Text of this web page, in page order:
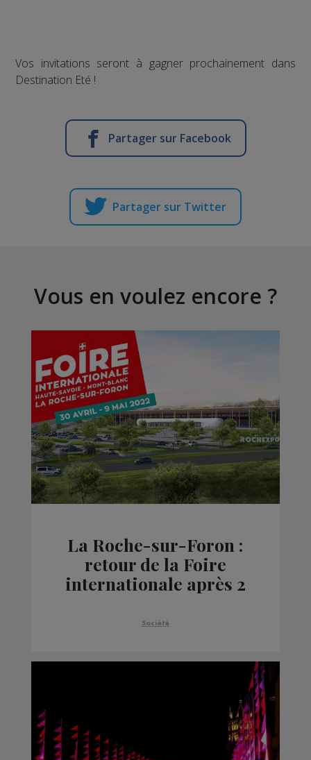
Vos invitations seront à gagner prochainement dans
Destination Eté !
Partager sur Facebook
Partager sur Twitter
Vous en voulez encore ?
La Roche-sur-Foron :
retour de la Foire
internationale après 2
Société